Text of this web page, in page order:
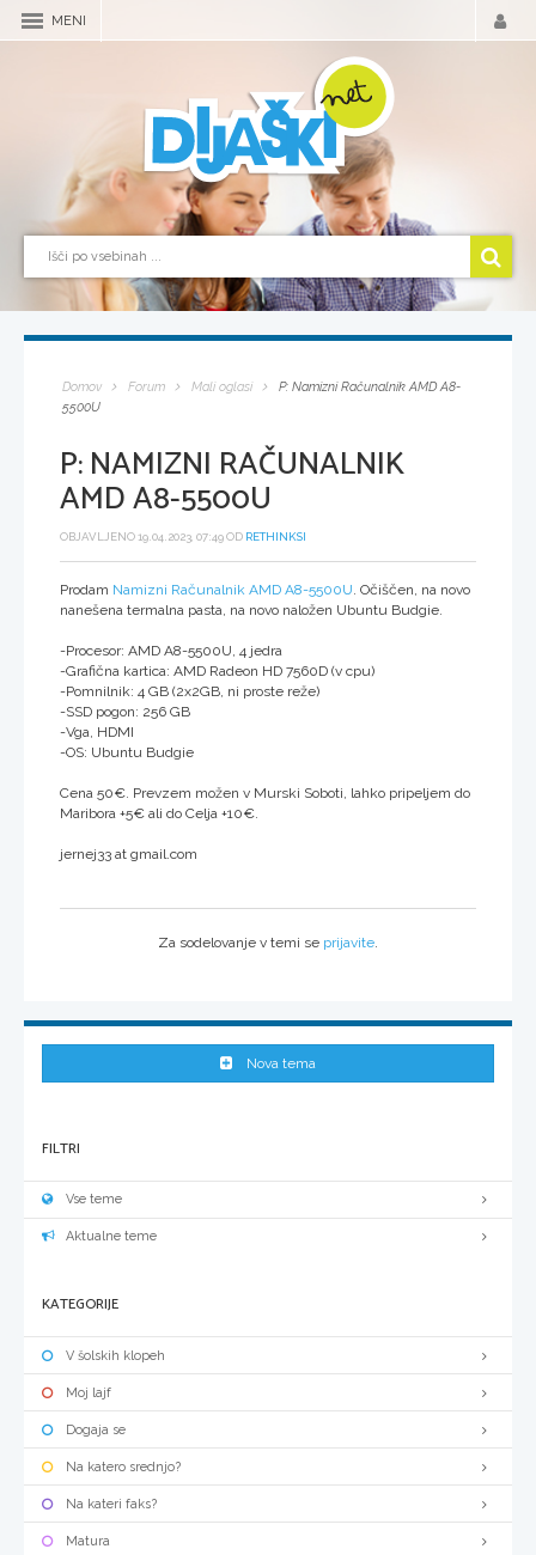
MENI
Domov Forum Mali oglasi
P: Namizni Računalnik AMD A8-
5500U
P: NAMIZNI RAČUNALNIK
AMD A8-5500U
OBJAVLJENO 19.04.2023, 07:49 OD RETHINKSI
Prodam Namizni Računalnik AMD A8-5500U . Očiščen, na novo
nanešena termalna pasta, na novo naložen Ubuntu Budgie.
-Procesor: AMD A8-5500U, 4 jedra
-Grafična kartica: AMD Radeon HD 7560D (v cpu)
-Pomnilnik: 4 GB (2x2GB, ni proste reže)
-SSD pogon: 256 GB
-Vga, HDMI
-OS: Ubuntu Budgie
Cena 50€. Prevzem možen v Murski Soboti, lahko pripeljem do
Maribora +5€ ali do Celja +10€.
jernej33 at gmail.com
Za sodelovanje v temi se prijavite
Nova tema
FILTRI
Vse teme
Aktualne teme
KATEGORIJE
V šolskih klopeh
Moj lajf
Dogaja se
Na katero srednjo?
Na kateri faks?
Matura